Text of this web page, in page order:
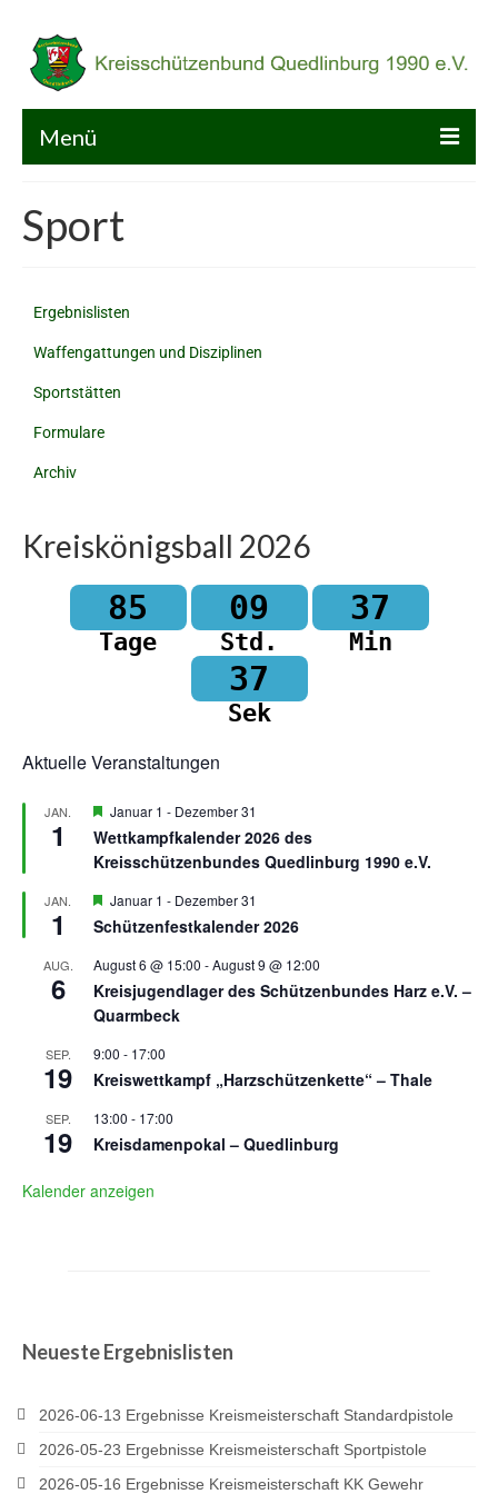
Menü
KSB
Galerie
Sport
Ergebnislisten
Waffengattungen und Disziplinen
Sportstätten
Formulare
Archiv
Kreiskönigsball 2026
85
Tage
09
Std.
37
Min
37
Sek
Aktuelle Veranstaltungen
JAN.
1
Hervorgehoben
Januar 1 - Dezember 31
Wettkampfkalender 2026 des
Kreisschützenbundes Quedlinburg 1990 e.V.
JAN.
1
Hervorgehoben
Januar 1 - Dezember 31
Schützenfestkalender 2026
AUG.
6
August 6 @ 15:00 -August 9 @ 12:00
Kreisjugendlager des Schützenbundes Harz e.V. –
Quarmbeck
SEP.
19
9:00 - 17:00
Kreiswettkampf „Harzschützenkette“ – Thale
SEP.
19
13:00 - 17:00
Kreisdamenpokal – Quedlinburg
Kalender anzeigen
Neueste Ergebnislisten
2026-06-13 Ergebnisse Kreismeisterschaft Standardpistole
2026-05-23 Ergebnisse Kreismeisterschaft Sportpistole
2026-05-16 Ergebnisse Kreismeisterschaft KK Gewehr